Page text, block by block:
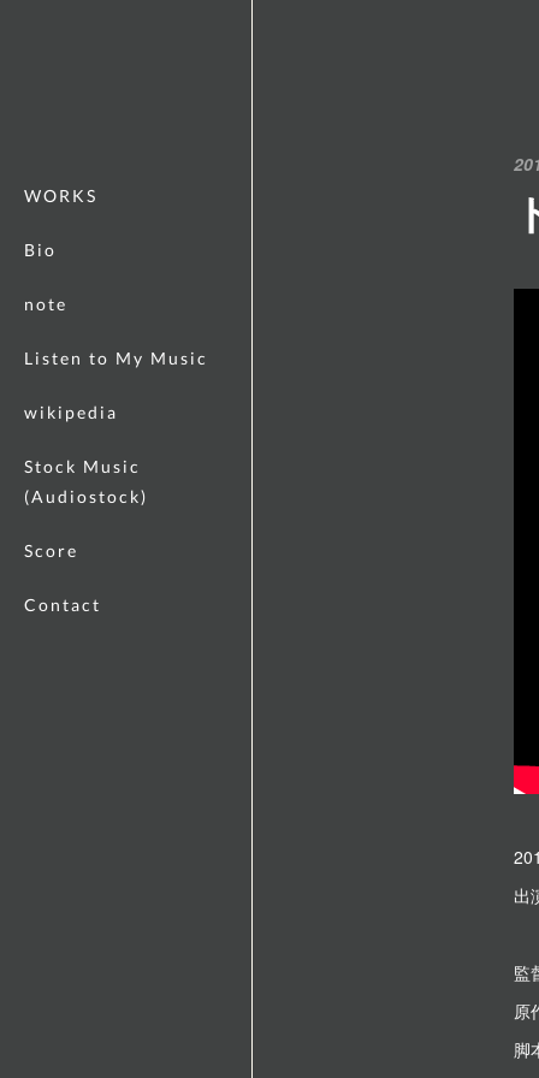
WORKS
Bio
note
Listen to My Music
wikipedia
Stock Music
(Audiostock)
Score
Contact
出
監
原
脚